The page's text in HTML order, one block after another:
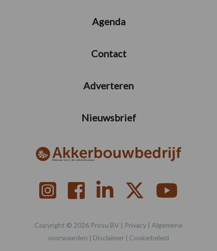
Agenda
Contact
Adverteren
Nieuwsbrief
Copyright © 2026 Prosu BV | Privacy | Algemene
voorwaarden | Disclaimer | Cookiebeleid